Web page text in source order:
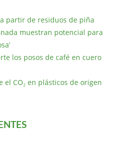
partir de residuos de piña
muestran potencial para
los posos de café en cuero
el CO₂ en plásticos de origen